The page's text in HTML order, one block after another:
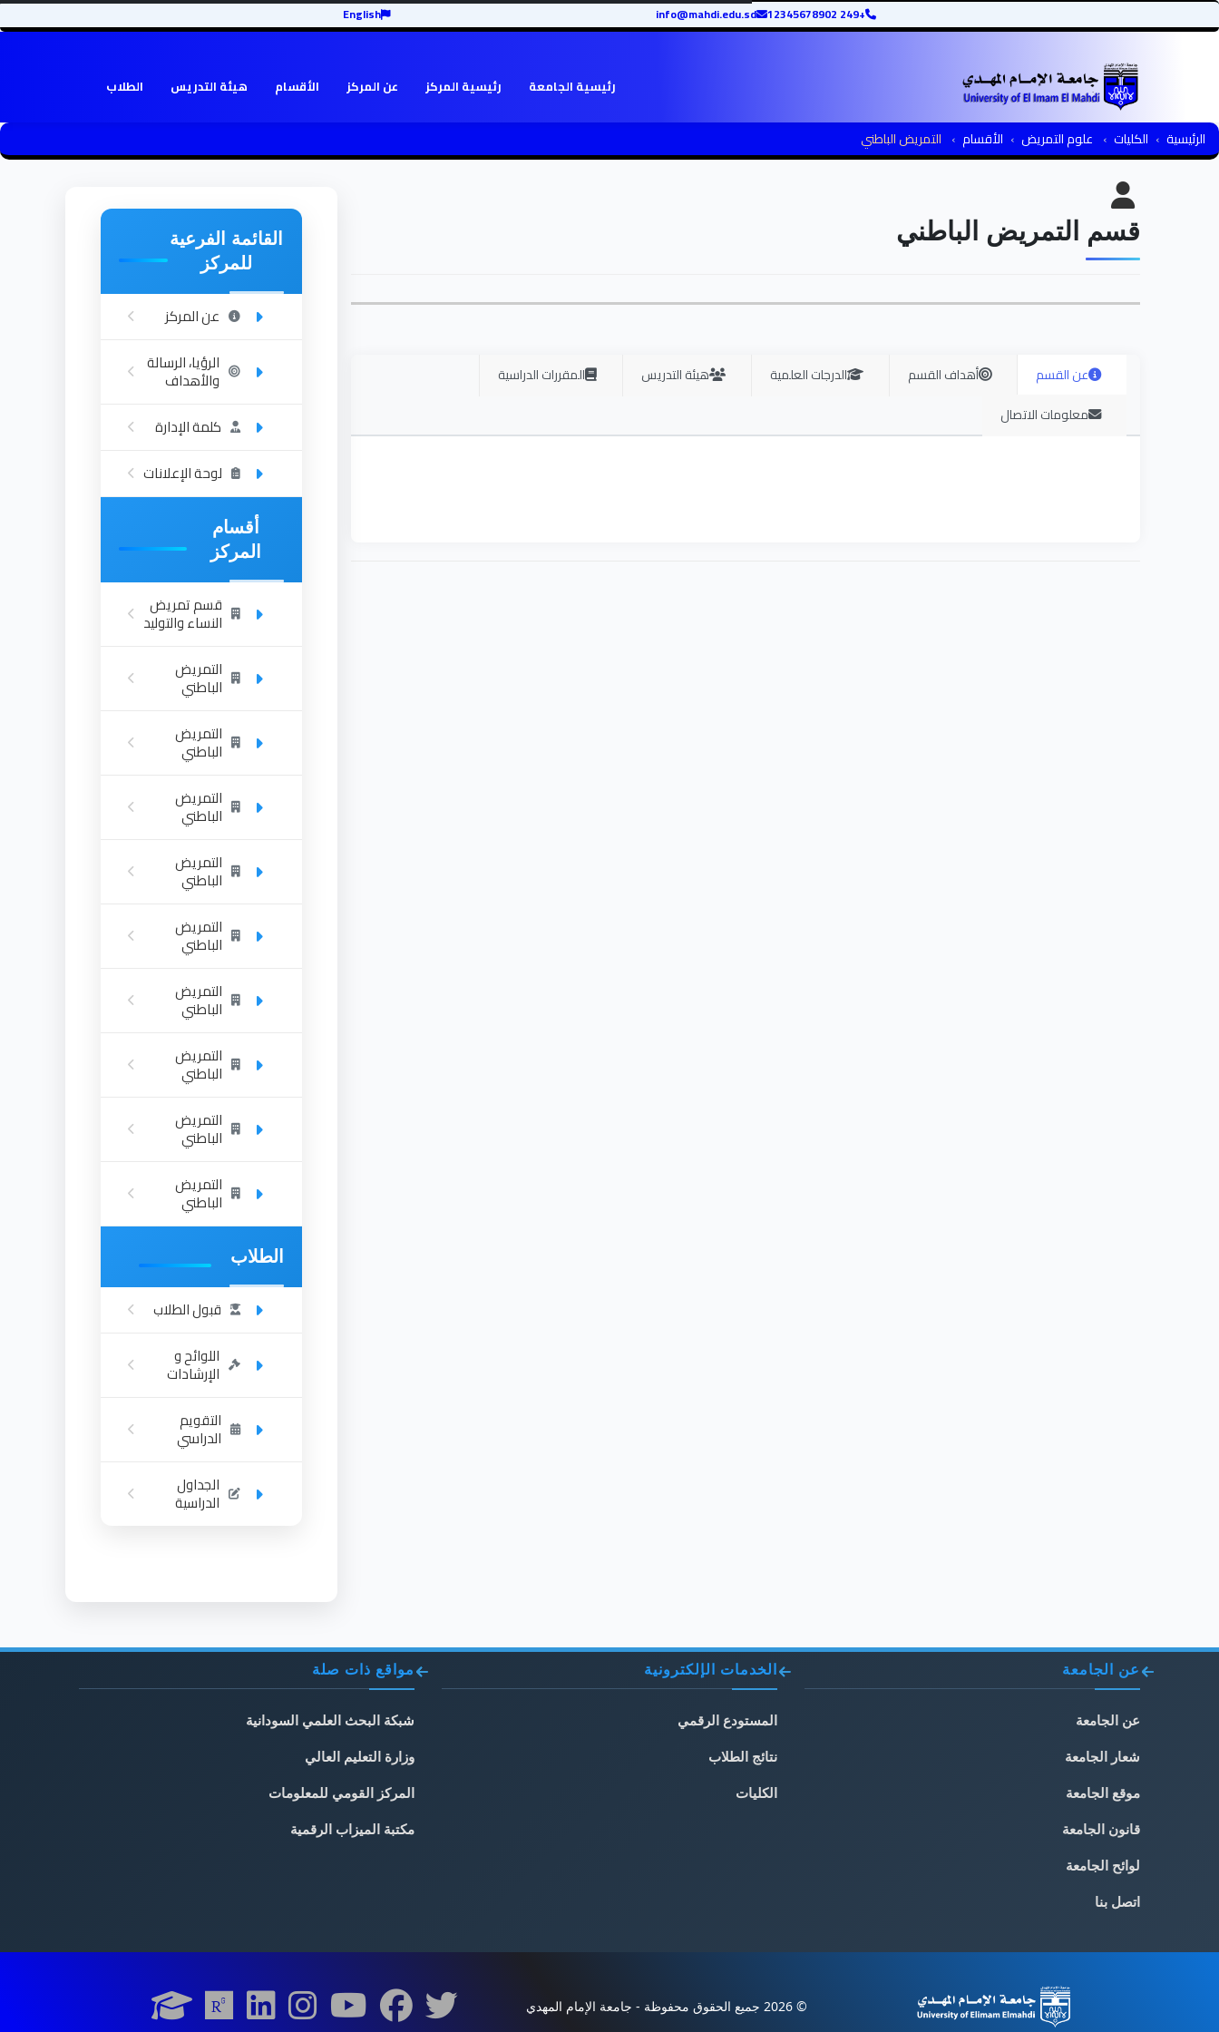
+249 12345678902
info@mahdi.edu.sd
English
رئيسية الجامعة رئيسية المركز عن المركز الأقسام هيئة التدريس الطلاب
الرئيسية الكليات علوم التمريض الأقسام التمريض الباطني
قسم التمريض الباطني
عن القسم أهداف القسم الدرجات العلمية هيئة التدريس
المقررات الدراسية
معلومات الاتصال
القائمة الفرعية
للمركز
عن المركز
الرؤيا، الرسالة
والأهداف
كلمة الإدارة
لوحة الإعلانات
أقسام
المركز
قسم تمريض
النساء والتوليد
التمريض
الباطني
التمريض
الباطني
التمريض
الباطني
التمريض
الباطني
التمريض
الباطني
التمريض
الباطني
التمريض
الباطني
التمريض
الباطني
التمريض
الباطني
الطلاب
قبول الطلاب
اللوائح و
الإرشادات
التقويم
الدراسي
الجداول
الدراسية
عن الجامعة
عن الجامعة
شعار الجامعة
موقع الجامعة
قانون الجامعة
لوائح الجامعة
اتصل بنا
الخدمات الإلكترونية
المستودع الرقمي
نتائج الطلاب
الكليات
مواقع ذات صلة
شبكة البحث العلمي السودانية
وزارة التعليم العالي
المركز القومي للمعلومات
مكتبة الميزاب الرقمية
© 2026 جميع الحقوق محفوظة - جامعة الإمام المهدي